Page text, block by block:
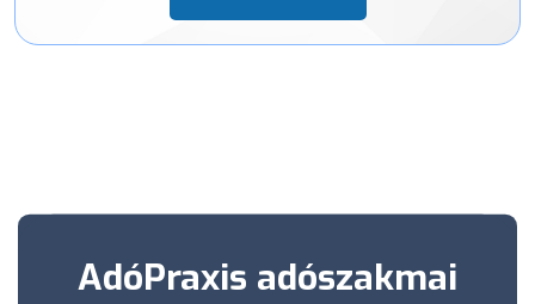
AdóPraxis adószakmai